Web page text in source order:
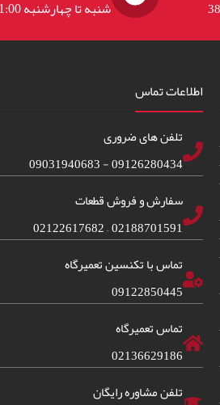
شنبه تا چهارشنبه 11:00 - 18:00
اطلاعات تماس
تلفن های ضروری
09126280434 - 09031940683
سفارش و فروش قطعات
02188701591 – 02122617682
تماس با تکنسین تعمیرگاه
09122850445
تماس تعمیرگاه
02136629186
تلفن مشاوره رایگان